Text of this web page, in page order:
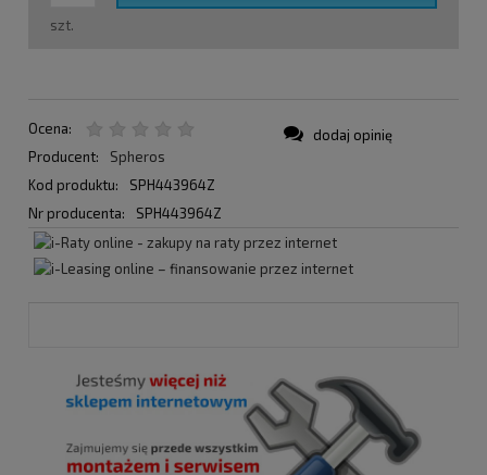
szt.
Ocena:
Producent:
Spheros
Kod produktu:
SPH443964Z
Nr producenta:
SPH443964Z
dodaj opinię